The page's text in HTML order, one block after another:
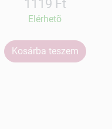
1119 Ft
Elérhetõ
Kosárba teszem